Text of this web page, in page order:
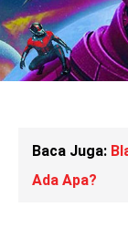
Baca Juga:
Ada Apa?